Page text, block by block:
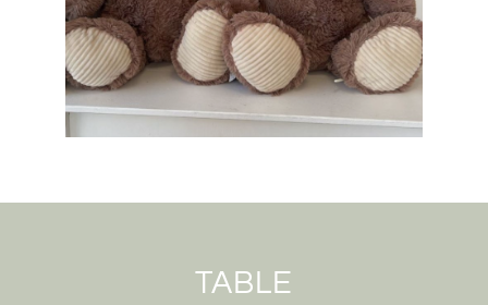
TABLE